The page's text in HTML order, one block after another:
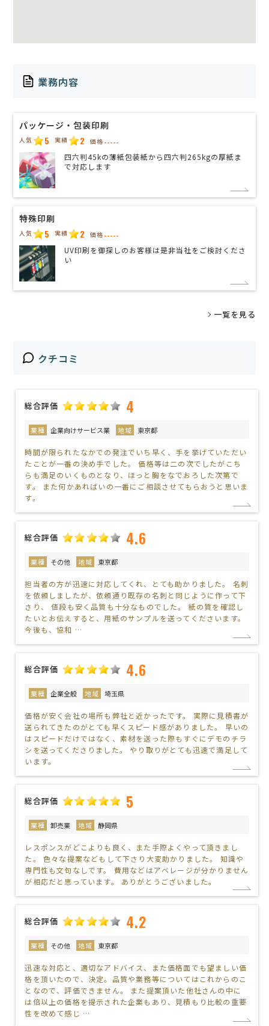
業務内容
パッケージ・包装印刷
人気 5 実績 2 価格 -----
四六判45kの薄紙包装紙から四六判265kgの厚紙ま
で対応します
特殊印刷
人気 5 実績 2 価格 -----
UV印刷を御探しのお客様は是非当社をご検討くださ
い
一覧を見る
クチコミ
総合評価 4
業種 企業向けサービス業 地域 東京都
時間が限られたなかでの発注でいち早く、手を挙げていただい
たことが一番の決め手でした。 価格等は二の次でしたがこち
らも満足のいくものとなり、ほっと胸をなでおろした次第で
す。 また何かあればいの一番にご相談させてもらおうと思いま
す。
総合評価 4.6
業種 その他 地域 東京都
担当者の方が迅速に対応してくれ、とても助かりました。 名刺
を依頼しましたが、依頼通り既存の名刺と同じように作って下
さり、 値段も安く品質も十分なものでした。 紙の質を確認し
たいとお伝えすると、用紙のサンプルを送ってくださいます。
今後も、協和 …
総合評価 4.6
業種 企業全般 地域 埼玉県
価格が安く会社の場所も弊社と近かったです。 実際に見積書が
送られてきたのがとても早くスピード感がありました。 早いの
はスピードだけではなく、素材を送った際もすぐにデモのチラ
シを送ってくださりました。 やり取りがとても迅速で満足して
います。
総合評価 5
業種 卸売業 地域 静岡県
レスポンスがどこよりも良く、また手際よくやって頂きまし
た。 色々な提案などもして下さり大変助かりました。 知識や
専門性も文句なしです。 費用などはアベレージが分かりません
が相応だと思っています。 ありがとうございました。
総合評価 4.2
業種 その他 地域 東京都
迅速な対応と、適切なアドバイス、また価格面でも望ましい価
格を頂いたので、決定。品質や業務等についてはこれからのこ
となので、評価できません。 また提案頂いた他社さんの中に
は倍以上の価格を提示された企業もあり、見積もり比較の重要
性を改めて感じ …